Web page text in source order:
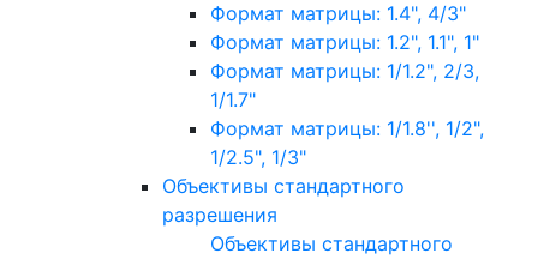
Формат матрицы: 1.4", 4/3"
Формат матрицы: 1.2", 1.1", 1"
Формат матрицы: 1/1.2", 2/3,
1/1.7"
Формат матрицы: 1/1.8'', 1/2",
1/2.5", 1/3"
Объективы стандартного
разрешения
Объективы стандартного